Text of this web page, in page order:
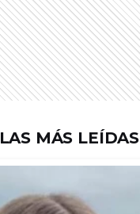
LAS MÁS LEÍDAS